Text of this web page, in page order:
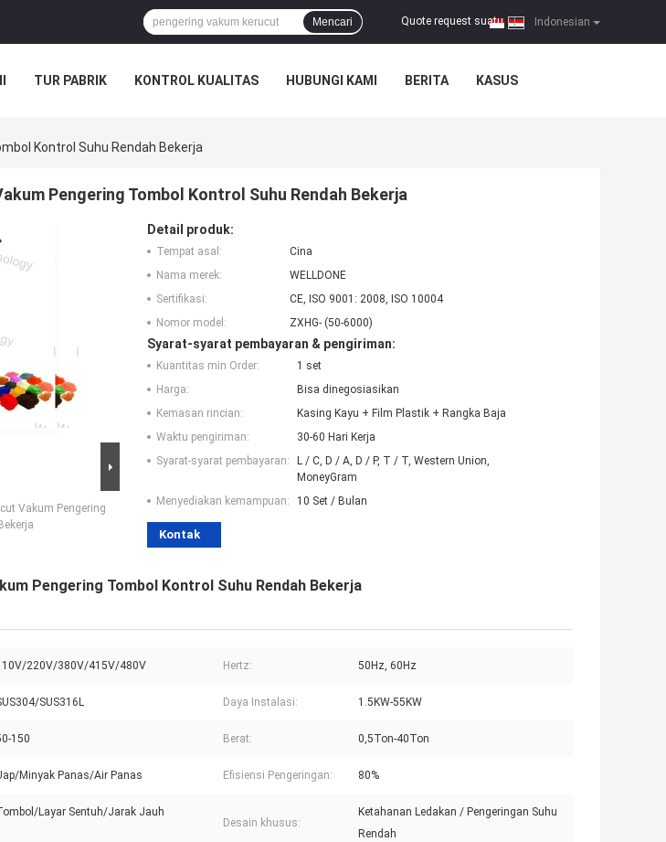
Indonesian
Quote request suatu |
Mencari
TUR PABRIK KONTROL KUALITAS HUBUNGI KAMI BERITA KASUS
Kontrol Suhu Rendah Bekerja
Pengering Tombol Kontrol Suhu Rendah Bekerja
Vakum Pengering
Detail produk:
Tempat asal:
Cina
Nama merek:
WELLDONE
Sertifikasi:
CE, ISO 9001: 2008, ISO 10004
Nomor model:
ZXHG- (50-6000)
Syarat-syarat pembayaran & pengiriman:
Kuantitas min Order:
1 set
Harga:
Bisa dinegosiasikan
Kemasan rincian:
Kasing Kayu + Film Plastik + Rangka Baja
Waktu pengiriman:
30-60 Hari Kerja
Syarat-syarat pembayaran:
L / C, D / A, D / P, T / T, Western Union,
MoneyGram
Menyediakan kemampuan:
10 Set / Bulan
Kontak
Pengering Tombol Kontrol Suhu Rendah Bekerja
220V/380V/415V/480V Hertz: 50Hz, 60Hz
SUS316L Daya Instalasi: 1.5KW-55KW
150 Berat: 0,5Ton-40Ton
Minyak Panas/Air Panas Efisiensi Pengeringan: 80%
Layar Sentuh/Jarak Jauh
Desain khusus:
Ketahanan Ledakan / Pengeringan Suhu
Rendah